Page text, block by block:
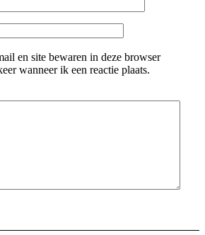
en site bewaren in deze browser
wanneer ik een reactie plaats.